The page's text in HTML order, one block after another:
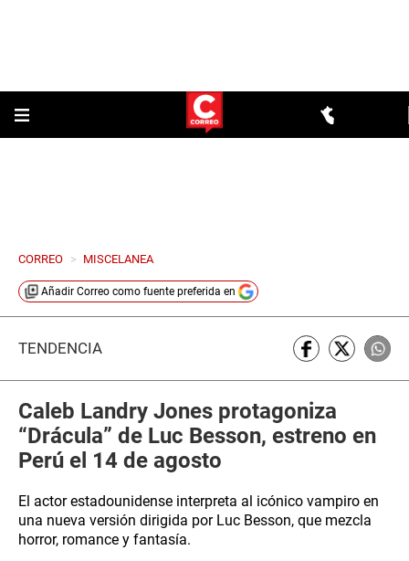
CORREO > MISCELANEA
Añadir Correo como fuente preferida en
TENDENCIA
Caleb Landry Jones protagoniza
“Drácula” de Luc Besson, estreno en
Perú el 14 de agosto
El actor estadounidense interpreta al icónico vampiro en
una nueva versión dirigida por Luc Besson, que mezcla
horror, romance y fantasía.